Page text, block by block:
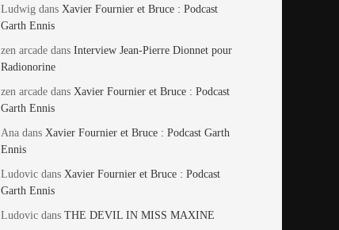
Ludwig dansXavier Fournier et Bruce : Podcast
Garth Ennis
zen arcade dansInterview Jean-Pierre Dionnet pour
Radionorine
zen arcade dansXavier Fournier et Bruce : Podcast
Garth Ennis
Ana dansXavier Fournier et Bruce : Podcast Garth
Ennis
Ludovic dansXavier Fournier et Bruce : Podcast
Garth Ennis
Ludovic dansTHE DEVIL IN MISS MAXINE